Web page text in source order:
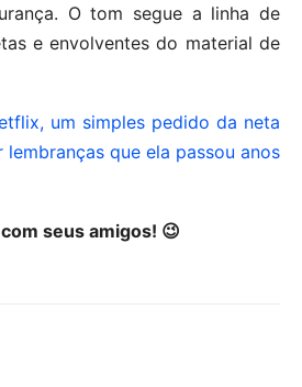
O tom segue a linha de
e envolventes do material de
um simples pedido da neta
que ela passou anos
seus amigos! 😉